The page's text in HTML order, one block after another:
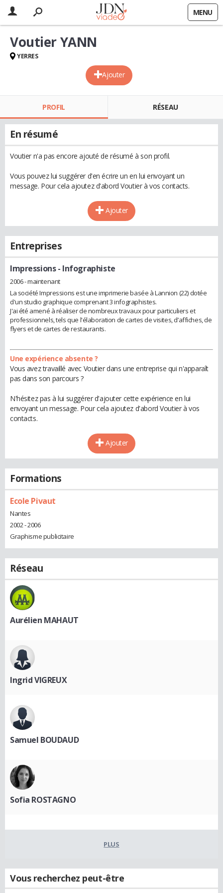
MENU
Ajouter
Voutier YANN
YERRES
PROFIL RÉSEAU
En résumé
Voutier n'a pas encore ajouté de résumé à son profil.
Vous pouvez lui suggérer d'en écrire un en lui envoyant un
message. Pour cela ajoutez d'abord Voutier à vos contacts.
Ajouter
Entreprises
Impressions- Infographiste
2006 - maintenant
La société Impressions est une imprimerie basée à Lannion (22) dotée
d'un studio graphique comprenant 3 infographistes.
J'ai été amené à réaliser de nombreux travaux pour particuliers et
professionnels, tels que l'élaboration de cartes de visites, d’affiches, de
flyers et de cartes de restaurants.
Une expérience absente ?
Vous avez travaillé avec Voutier dans une entreprise qui n'apparaît
pas dans son parcours ?
N'hésitez pas à lui suggérer d'ajouter cette expérience en lui
envoyant un message. Pour cela ajoutez d'abord Voutier à vos
contacts.
Ajouter
Formations
Ecole Pivaut
Nantes
2002 - 2006
Graphisme publicitaire
Réseau
Aurélien MAHAUT
Ingrid VIGREUX
Samuel BOUDAUD
Sofia ROSTAGNO
PLUS
Vous recherchez peut-être